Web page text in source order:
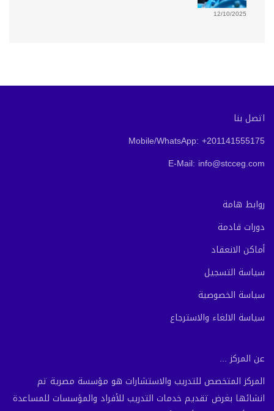
12/10/2025
اتصل بنا
Mobile/WhatsApp: +201141555175
E-Mail: info@stcceg.com
روابط هامة
دورات قادمة
أماكن الانعقاد
سياسة التسجيل
سياسة الخصوصية
سياسة الالغاء والاسترجاع
عن المركز ...
المركز المتخصص للتدريب والاستشارات هو مؤسسة مصرية تم
انشائها بغرض تقديم خدمات التدريب للأفراد والمؤسسات للمساعدة